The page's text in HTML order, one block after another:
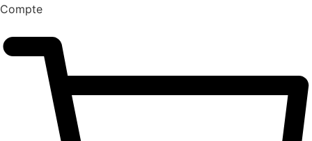
Compte